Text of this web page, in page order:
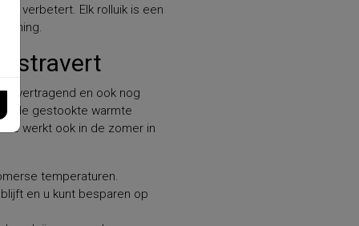
verbetert. Elk rolluik is een
en ook nog
de gestookte warmte
werkt ook in de zomer in
temperaturen.
en u kunt besparen op